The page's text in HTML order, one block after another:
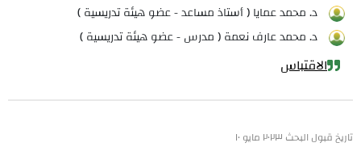
د. محمد عمايا ( أستاذ مساعد - عضو هيئة تدريسية )
د. محمد عارف نعمة ( مدرس - عضو هيئة تدريسية )
الاقتباس
تاريخ قبول البحث ٢٠٢٣ مايو ١٠